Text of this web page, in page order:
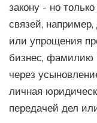
закону - но
связей,
или упрощения
бизнес, фамилию
через
личная
передачей дел